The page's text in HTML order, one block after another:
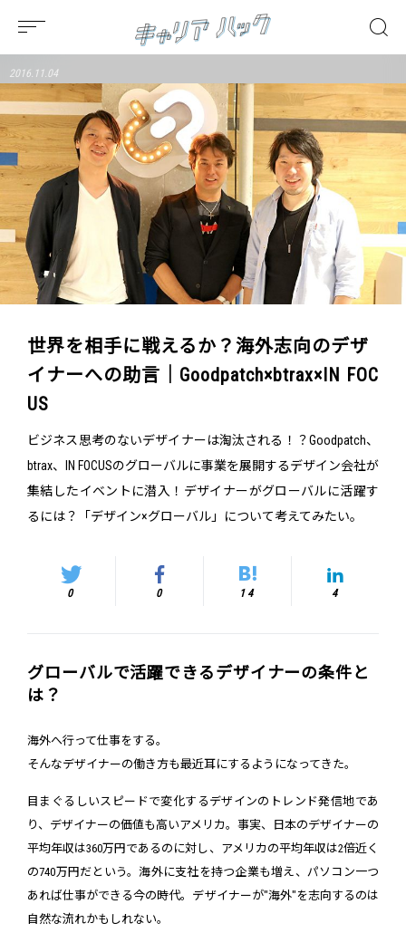
2016.11.04
世界を相手に戦えるか？海外志向のデザ
イナーへの助言｜Goodpatch×btrax×IN FOC
US
ビジネス思考のないデザイナーは淘汰される！？Goodpatch、
btrax、IN FOCUSのグローバルに事業を展開するデザイン会社が
集結したイベントに潜入！デザイナーがグローバルに活躍す
るには？「デザイン×グローバル」について考えてみたい。
0 0 14 4
グローバルで活躍できるデザイナーの条件と
は？
海外へ行って仕事をする。
そんなデザイナーの働き方も最近耳にするようになってきた。
目まぐるしいスピードで変化するデザインのトレンド発信地であ
り、デザイナーの価値も高いアメリカ。事実、日本のデザイナーの
平均年収は360万円であるのに対し、アメリカの平均年収は2倍近く
の740万円だという。海外に支社を持つ企業も増え、パソコン一つ
あれば仕事ができる今の時代。デザイナーが"海外"を志向するのは
自然な流れかもしれない。